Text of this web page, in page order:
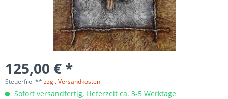
125,00 € *
Steuerfrei ** zzgl. Versandkosten
Sofort versandfertig, Lieferzeit ca. 3-5 Werktage